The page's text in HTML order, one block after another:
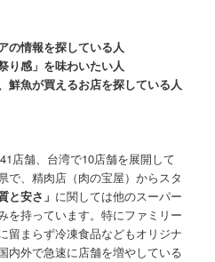
の情報を探している人
り感」を味わいたい人
鮮魚が買えるお店を探している人
店舗、台湾で10店舗を展開して
で、精肉店（肉の宝屋）からスタ
と安さ」 に関しては他のスーパー
を持っています。特にファミリー
留まらず冷凍食品などもオリジナ
内外で急速に店舗を増やしている